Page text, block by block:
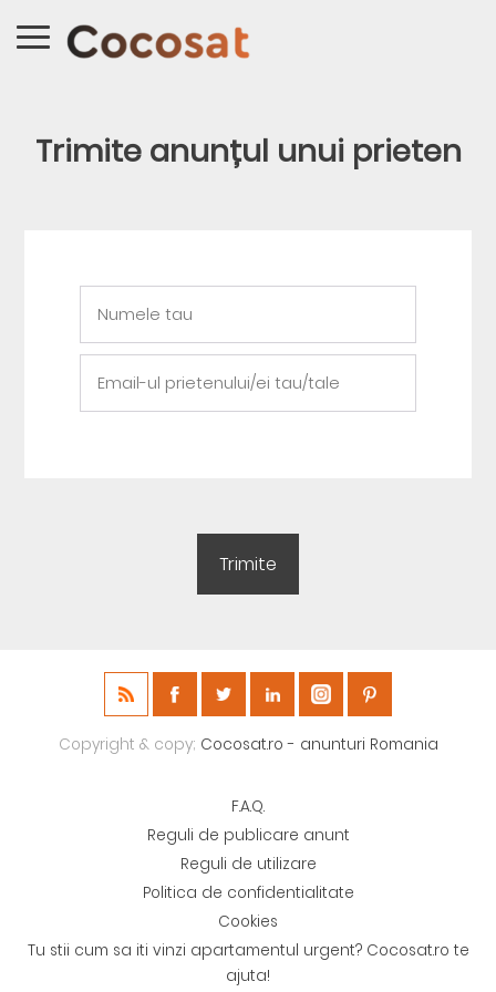
Trimite anunțul unui prieten
Copyright & copy; Cocosat.ro - anunturi Romania
F.A.Q.
Reguli de publicare anunt
Reguli de utilizare
Politica de confidentialitate
Cookies
Tu stii cum sa iti vinzi apartamentul urgent? Cocosat.ro te
ajuta!